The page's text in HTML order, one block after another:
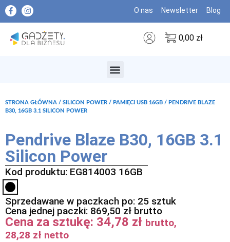
O nas Newsletter Blog
0,00 zł
STRONA GŁÓWNA / SILICON POWER / PAMIĘCI USB 16GB / PENDRIVE BLAZE
B30, 16GB 3.1 SILICON POWER
Pendrive Blaze B30, 16GB 3.1
Silicon Power
Kod produktu: EG814003 16GB
Sprzedawane w paczkach po: 25 sztuk
Cena jednej paczki: 869,50 zł brutto
Cena za sztukę: 34,78 zł brutto,
28,28 zł netto